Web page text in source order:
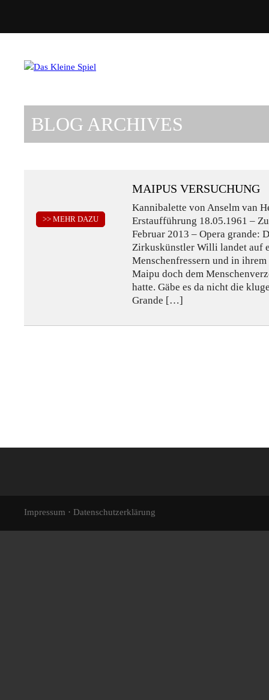
BLOG ARCHIVES
>> MEHR DAZU
MAIPUS VERSUCHUNG
Kannibalette von Anselm van
Erstaufführung 18.05.1961 –
Februar 2013 – Opera grande:
Zirkuskünstler Willi landet auf
Menschenfressern und in
Maipu doch dem
hatte. Gäbe es da nicht die
Grande […]
Impressum · Datenschutzerklärung